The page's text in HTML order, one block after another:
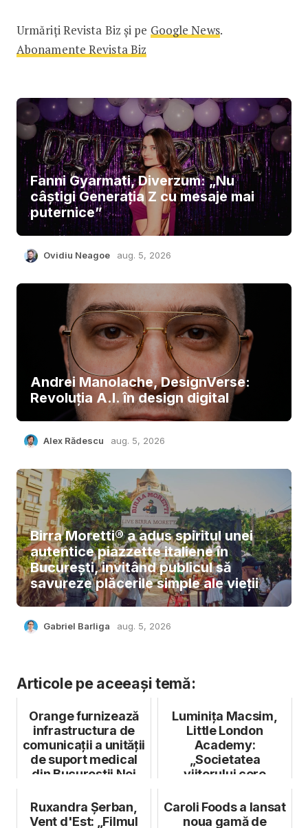
Urmăriți Revista Biz și pe Google News.
Abonamente Revista Biz
Fanni Gyarmati, Diverzum: „Nu
câștigi Generația Z cu mesaje mai
puternice”
Ovidiu Neagoe aug. 5, 2026
Andrei Manolache, DesignVerse:
Revoluția A.I. în design digital
Alex Rădescu aug. 5, 2026
Birra Moretti® a adus spiritul unei
autentice piazzette italiene în
București, invitând publicul să
savureze plăcerile simple ale vieții
Gabriel Barliga aug. 5, 2026
Articole pe aceeași temă:
Orange furnizează
infrastructura de
comunicații a unității
de suport medical
din Bucureștii Noi
Luminița Macsim,
Little London
Academy:
„Societatea
viitorului cere
colaborare și cap...
Ruxandra Șerban,
Vent d'Est: „Filmul
Caroli Foods a lansat
noua gamă de